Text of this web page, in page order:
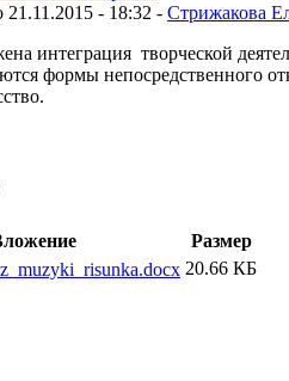
- 18:32 - Стрижакова
интеграция творческой
формы непосредственного
Размер
20.66 КБ